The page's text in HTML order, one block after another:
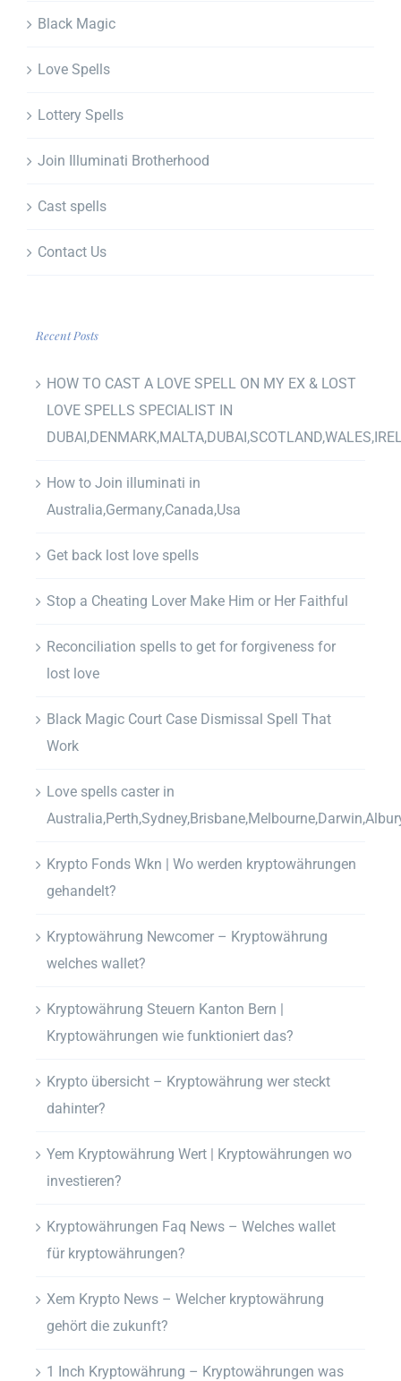
Black Magic
Love Spells
Lottery Spells
Join Illuminati Brotherhood
Cast spells
Contact Us
Recent Posts
HOW TO CAST A LOVE SPELL ON MY EX & LOST
LOVE SPELLS SPECIALIST IN
How to Join illuminati in
Australia,Germany,Canada,Usa
Get back lost love spells
Stop a Cheating Lover Make Him or Her Faithful
Reconciliation spells to get for forgiveness for
lost love
Black Magic Court Case Dismissal Spell That
Work
Love spells caster in
Krypto Fonds Wkn | Wo werden kryptowährungen
gehandelt?
Kryptowährung Newcomer – Kryptowährung
welches wallet?
Kryptowährung Steuern Kanton Bern |
Kryptowährungen wie funktioniert das?
Krypto übersicht – Kryptowährung wer steckt
dahinter?
Yem Kryptowährung Wert | Kryptowährungen wo
investieren?
Kryptowährungen Faq News – Welches wallet
für kryptowährungen?
Xem Krypto News – Welcher kryptowährung
gehört die zukunft?
1 Inch Kryptowährung – Kryptowährungen was